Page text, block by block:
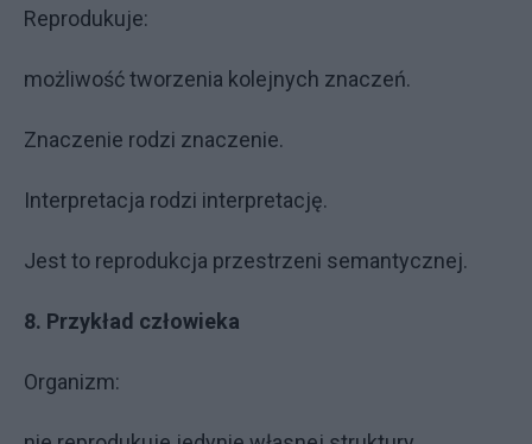
Reprodukuje:
możliwość tworzenia kolejnych znaczeń.
Znaczenie rodzi znaczenie.
Interpretacja rodzi interpretację.
Jest to reprodukcja przestrzeni semantycznej.
8. Przykład człowieka
Organizm: